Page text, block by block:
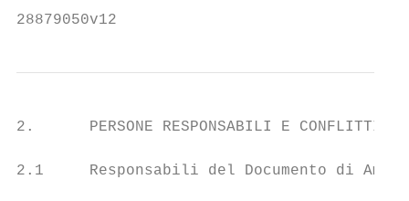
28879050v12
2.      PERSONE RESPONSABILI E CONFLITTI DI
2.1     Responsabili del Documento di